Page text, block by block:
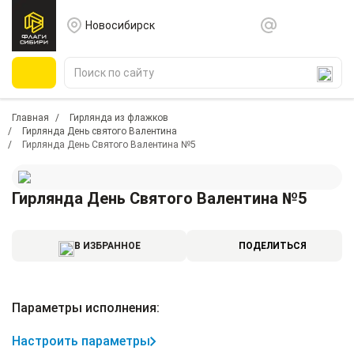
Новосибирск
Главная
Гирлянда из флажков
Гирлянда День святого Валентина
Гирлянда День Святого Валентина №5
Гирлянда День Святого Валентина №5
В ИЗБРАННОЕ ПОДЕЛИТЬСЯ
Параметры исполнения:
Настроить параметры